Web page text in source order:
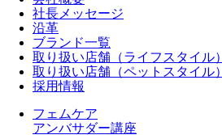
社長メッセージ
沿革
ブランド一覧
取り扱い店舗（ライフスタイル）
取り扱い店舗（ペットスタイル）
採用情報
フェムケア
アンバサダー講座